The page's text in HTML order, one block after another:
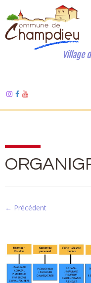
Village
← Précédent